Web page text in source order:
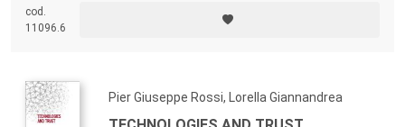
secondo una prospettiva fenomenologico-qualitativa.
cod.
11096.6
Pier Giuseppe Rossi, Lorella Giannandrea